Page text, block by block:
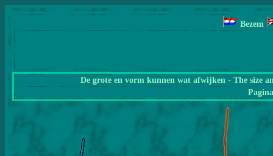
Bezem
De grote en vorm kunnen wat afwijken - The size